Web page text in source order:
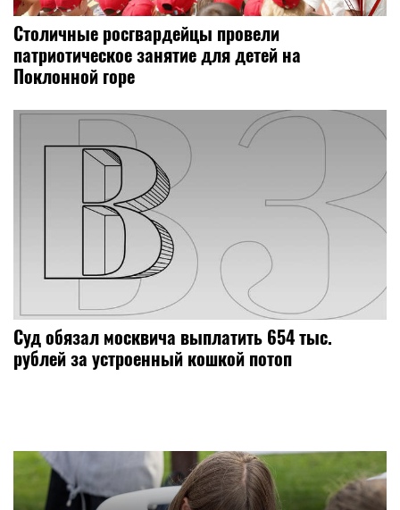
Столичные росгвардейцы провели
патриотическое занятие для детей на
Поклонной горе
Суд обязал москвича выплатить 654 тыс.
рублей за устроенный кошкой потоп